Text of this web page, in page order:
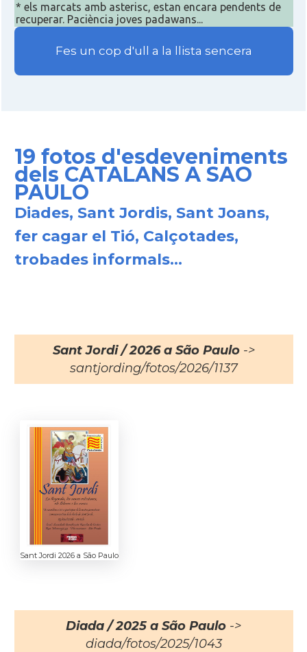
* els marcats amb asterisc, estan encara pendents de
recuperar. Paciència joves padawans...
Fes un cop d'ull a la llista sencera
19 fotos d'esdeveniments
dels CATALANS A SAO
PAULO
Diades, Sant Jordis, Sant Joans,
fer cagar el Tió, Calçotades,
trobades informals...
Sant Jordi / 2026 a São Paulo->
santjording/fotos/2026/1137
Sant Jordi 2026 a São Paulo
Diada / 2025 a São Paulo ->
diada/fotos/2025/1043